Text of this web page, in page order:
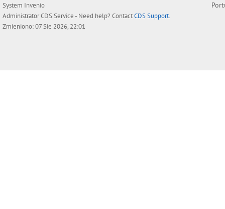
System Invenio
AdministratorCDS Service- Need help? ContactCDS Support.
Zmieniono: 07 Sie 2026, 22:01